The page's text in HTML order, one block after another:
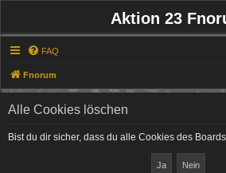
Aktion 23
FAQ
Fnorum
Alle Cookies löschen
Bist du dir sicher, dass du alle Cookies des